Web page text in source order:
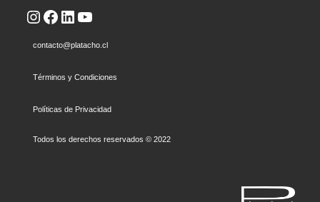
Instagram
Facebook
LinkedIn
YouTube
contacto@platacho.cl
Términos y Condiciones
Políticas de Privacidad
Todos los derechos reservados © 2022